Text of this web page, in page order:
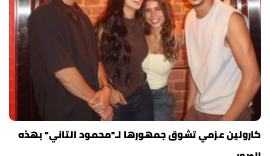
كارولين عزمي تشوق جمهورها لـ"محمود التاني" بهذه